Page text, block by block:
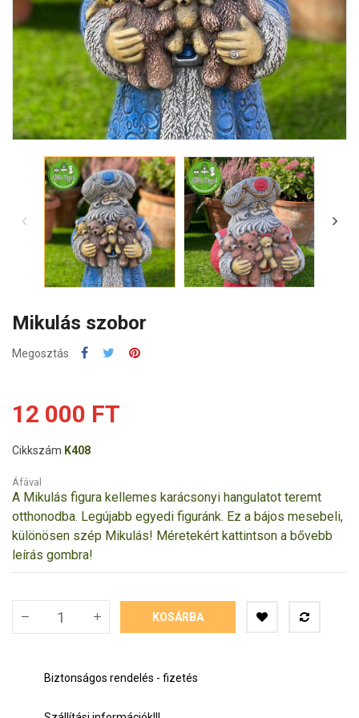
Mikulás szobor
Megosztás
12 000 FT
Cikkszám K408
Áfával
A Mikulás figura kellemes karácsonyi hangulatot teremt
otthonodba. Legújabb egyedi figuránk. Ez a bájos mesebeli,
különösen szép Mikulás! Méretekért kattintson a bővebb
leírás gombra!
KOSÁRBA
Biztonságos rendelés - fizetés